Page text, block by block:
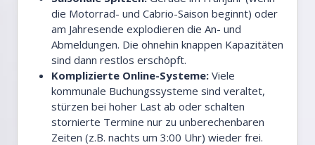
die Motorrad- und Cabrio-Saison beginnt) oder
am Jahresende explodieren die An- und
Abmeldungen. Die ohnehin knappen Kapazitäten
sind dann restlos erschöpft.
Komplizierte Online-Systeme: Viele
kommunale Buchungssysteme sind veraltet,
stürzen bei hoher Last ab oder schalten
stornierte Termine nur zu unberechenbaren
Zeiten (z.B. nachts um 3:00 Uhr) wieder frei.